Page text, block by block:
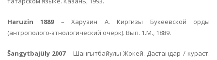
Haruzin 1889– Харузин А. Киргизы Букеевской орды
(антрополого-этнологический очерк). Вып. 1.М., 1889.
Šangytbajüly 2007– Шангытбайулы Жокей. Дастандар / кураст.